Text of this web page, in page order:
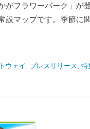
がフラワーパーク」が
設マップです。季節に
ウェイ プレスリリース 特